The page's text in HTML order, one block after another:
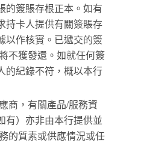
的簽賬存根正本。如有
持卡人提供有關簽賬存
以作核實。已遞交的簽
不獲發還。如就任何簽
的紀錄不符，概以本行
商，有關產品/服務資
有）亦非由本行提供並
的質素或供應情況或任